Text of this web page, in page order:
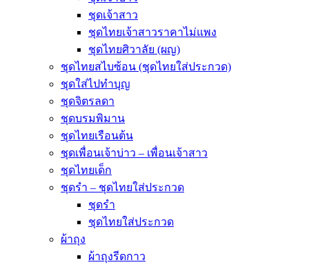
ชุดเจ้าสาว
ชุดไทยเจ้าสาวราคาไม่แพง
ชุดไทยศิวาลัย (ผญ)
ชุดไทยสไบซ้อน (ชุดไทยใส่ประกวด)
ชุดใส่ไปทำบุญ
ชุดจิตรลดา
ชุดบรมพิมาน
ชุดไทยเรือนต้น
ชุดเพื่อนเจ้าบ่าว – เพื่อนเจ้าสาว
ชุดไทยเด็ก
ชุดรำ – ชุดไทยใส่ประกวด
ชุดรำ
ชุดไทยใส่ประกวด
ผ้าถุง
ผ้าถุงรีดกาว